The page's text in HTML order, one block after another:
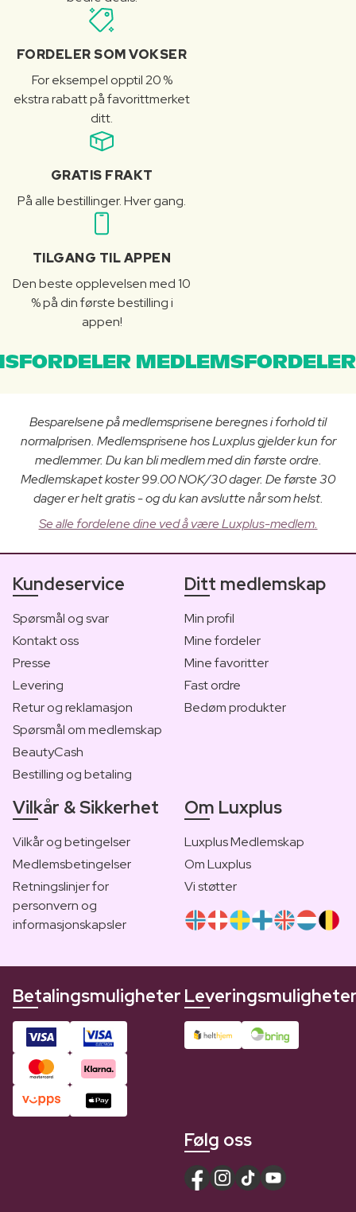
FORDELER SOM VOKSER
For eksempel opptil 20 %
ekstra rabatt på favorittmerket
ditt.
GRATIS FRAKT
På alle bestillinger. Hver gang.
TILGANG TIL APPEN
Den beste opplevelsen med 10
% på din første bestilling i
appen!
Besparelsene på medlemsprisene beregnes i forhold til
normalprisen. Medlemsprisene hos Luxplus gjelder kun for
medlemmer. Du kan bli medlem med din første ordre.
Medlemskapet koster 99.00 NOK/30 dager. De første 30
dager er helt gratis - og du kan avslutte når som helst.
Se alle fordelene dine ved å være Luxplus-medlem.
Kundeservice
Spørsmål og svar
Kontakt oss
Presse
Levering
Retur og reklamasjon
Spørsmål om medlemskap
BeautyCash
Bestilling og betaling
Ditt medlemskap
Min profil
Mine fordeler
Mine favoritter
Fast ordre
Bedøm produkter
Vilkår & Sikkerhet
Vilkår og betingelser
Medlemsbetingelser
Retningslinjer for
personvern og
informasjonskapsler
Om Luxplus
Luxplus Medlemskap
Om Luxplus
Vi støtter
Betalingsmuligheter
Følg oss